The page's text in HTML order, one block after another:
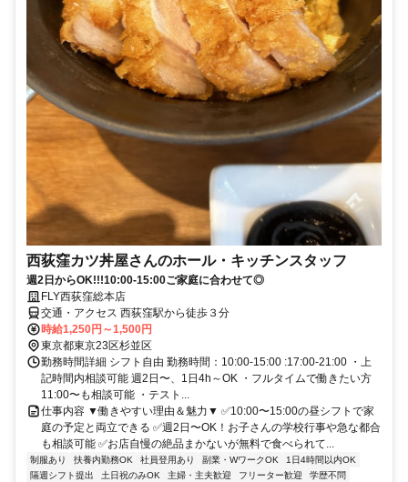
西荻窪カツ丼屋さんのホール・キッチンスタッフ
週2日からOK!!!10:00-15:00ご家庭に合わせて◎
FLY西荻窪総本店
交通・アクセス 西荻窪駅から徒歩３分
時給1,250円～1,500円
東京都東京23区杉並区
勤務時間詳細 シフト自由 勤務時間：10:00-15:00 :17:00-21:00 ・上
記時間内相談可能 週2日〜、1日4h～OK ・フルタイムで働きたい方
11:00〜も相談可能 ・テスト...
仕事内容 ▼働きやすい理由＆魅力▼ ✅10:00〜15:00の昼シフトで家
庭の予定と両立できる ✅週2日〜OK！お子さんの学校行事や急な都合
も相談可能 ✅お店自慢の絶品まかないが無料で食べられて...
制服あり 扶養内勤務OK 社員登用あり 副業・WワークOK
1日4時間以内OK
隔週シフト提出
土日祝のみOK 主婦・主夫歓迎 フリーター歓迎
学歴不問